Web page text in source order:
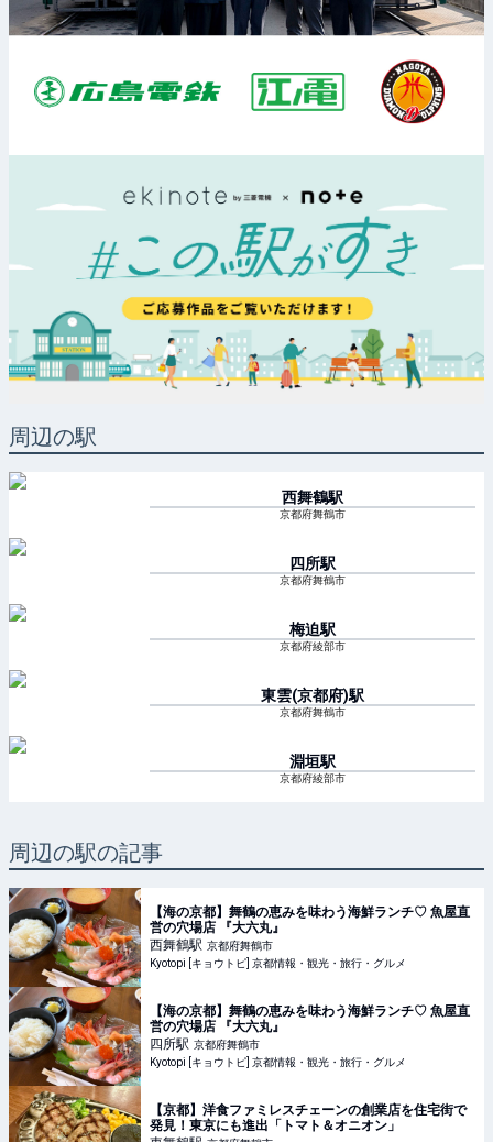
周辺の駅
西舞鶴駅
京都府舞鶴市
四所駅
京都府舞鶴市
梅迫駅
京都府綾部市
東雲(京都府)駅
京都府舞鶴市
淵垣駅
京都府綾部市
周辺の駅の記事
【海の京都】舞鶴の恵みを味わう海鮮ランチ♡ 魚屋直
営の穴場店 『大六丸』
西舞鶴駅 京都府舞鶴市
Kyotopi [キョウトピ] 京都情報・観光・旅行・グルメ
【海の京都】舞鶴の恵みを味わう海鮮ランチ♡ 魚屋直
営の穴場店 『大六丸』
四所駅 京都府舞鶴市
Kyotopi [キョウトピ] 京都情報・観光・旅行・グルメ
【京都】洋食ファミレスチェーンの創業店を住宅街で
発見！東京にも進出「トマト＆オニオン」